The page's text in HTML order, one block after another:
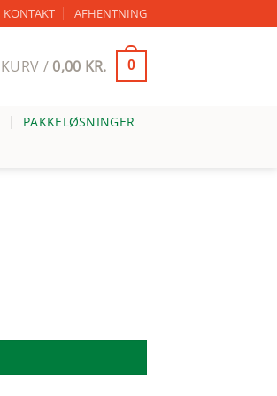
KONTAKT AFHENTNING
KURV / 0,00 KR. 0
PAKKELØSNINGER